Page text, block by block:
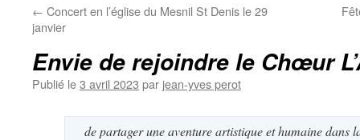
← Concert en l’église du Mesnil St Denis le 29
janvier
Envie de rejoindre le Chœur
Publié le3 avril 2023 par jean-yves perot
de partager une aventure artistique et humaine dans